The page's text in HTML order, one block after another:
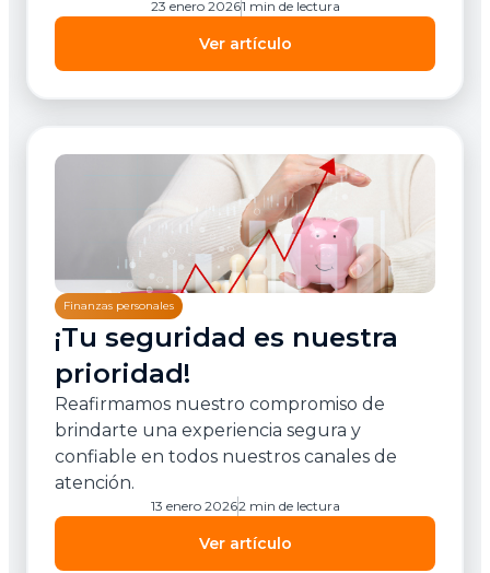
Ver artículo
23 enero 20261 min de lectura
Finanzas personales
¡Tu seguridad es nuestra
prioridad!
Reafirmamos nuestro compromiso de
brindarte una experiencia segura y
confiable en todos nuestros canales de
atención.
Ver artículo
13 enero 20262 min de lectura